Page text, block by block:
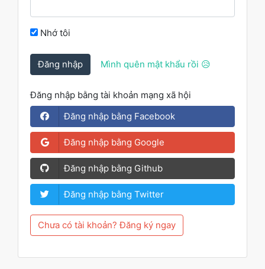
Nhớ tôi
Đăng nhập Mình quên mật khẩu rồi 😥
Đăng nhập bằng tài khoản mạng xã hội
Đăng nhập bằng Facebook
Đăng nhập bằng Google
Đăng nhập bằng Github
Đăng nhập bằng Twitter
Chưa có tài khoản? Đăng ký ngay